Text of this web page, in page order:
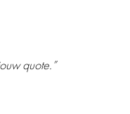
quote.”